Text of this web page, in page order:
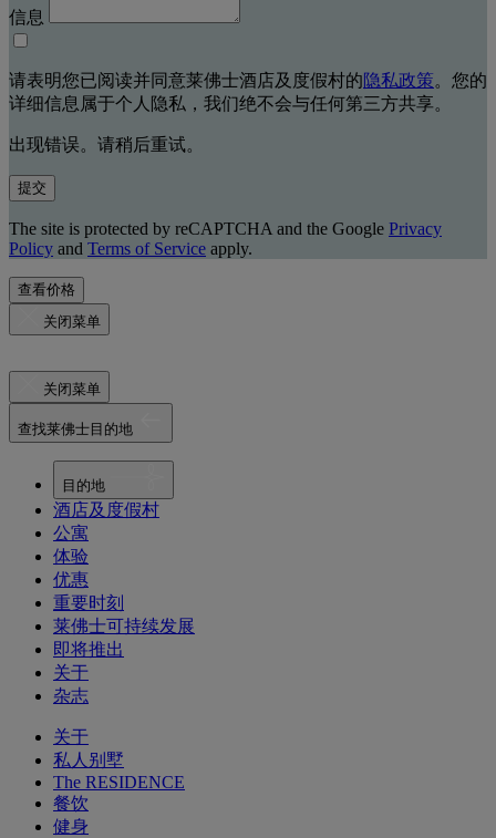
信息
请表明您已阅读并同意莱佛士酒店及度假村的隐私政策。您的
详细信息属于个人隐私，我们绝不会与任何第三方共享。
出现错误。请稍后重试。
提交
The site is protected by reCAPTCHA and the Google Privacy
Policy and Terms of Service apply.
查看价格
关闭菜单
关闭菜单
查找莱佛士目的地
目的地
酒店及度假村
公寓
体验
优惠
重要时刻
莱佛士可持续发展
即将推出
关于
杂志
关于
私人别墅
The RESIDENCE
餐饮
健身